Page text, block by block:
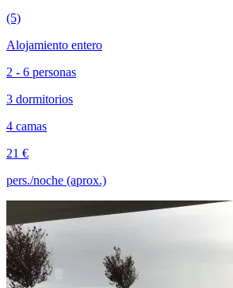
(5)
Alojamiento entero
2 - 6 personas
3 dormitorios
4 camas
21 €
pers./noche (aprox.)